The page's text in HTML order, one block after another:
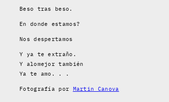
Beso tras beso.
En donde estamos?
Nos despertamos
Y ya te extraño.
Y alomejor también
Ya te amo. . .
Fotografía por Martin Canova